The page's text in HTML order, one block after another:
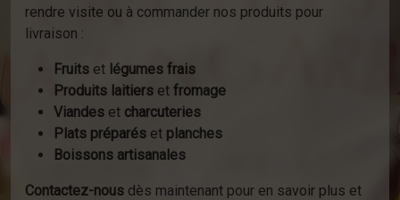
rendre visite ou à commander nos produits pour
livraison :
Fruits et légumes frais
Produits laitiers et fromage
Viandes et charcuteries
Plats préparés et planches
Boissons artisanales
Contactez-nous dès maintenant pour en savoir plus et